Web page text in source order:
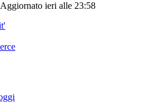
Aggiornato ieri alle 23:58